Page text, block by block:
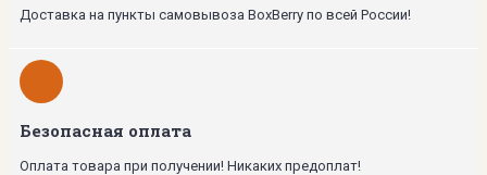
Доставка на пункты самовывоза BoxBerry по всей России!
Безопасная оплата
Оплата товара при получении! Никаких предоплат!